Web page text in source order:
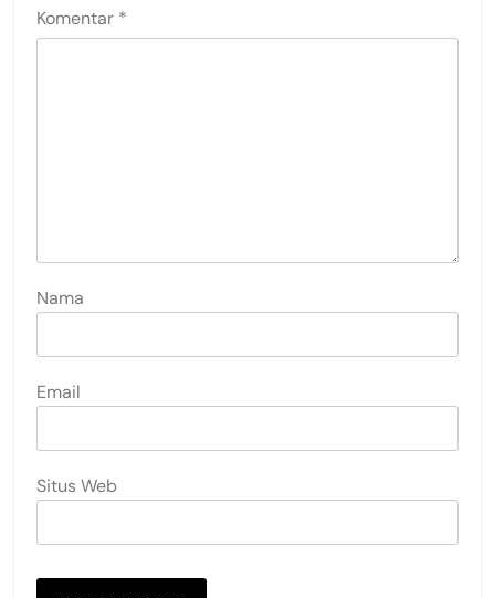
Komentar *
Nama
Email
Situs Web